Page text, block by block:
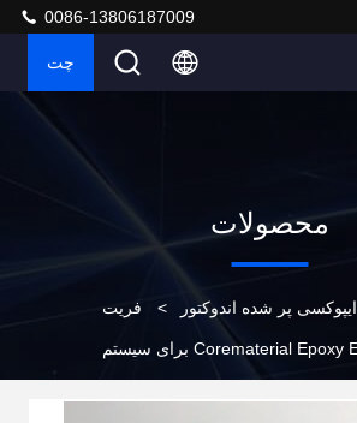
0086-13806187009
چت
محصولات
ایپوکسی پر شده اندوکتور > فریت
Corematerial Epoxy Encapsulated Inductor برای سیستم